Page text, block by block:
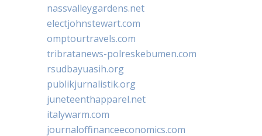
nassvalleygardens.net
electjohnstewart.com
omptourtravels.com
tribratanews-polreskebumen.com
rsudbayuasih.org
publikjurnalistik.org
juneteenthapparel.net
italywarm.com
journaloffinanceeconomics.com